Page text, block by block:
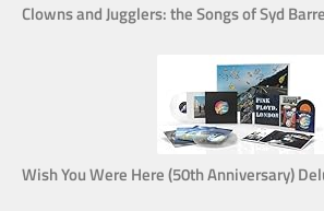
Clowns and Jugglers: the Songs of Syd
Wish You Were Here (50th Anniversary)